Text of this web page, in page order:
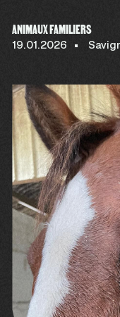
ANIMAUX FAMILIERS
19.01.2026